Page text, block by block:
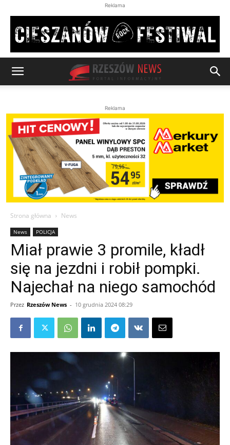
Reklama
Reklama
Strona główna News
News POLICJA
Miał prawie 3 promile, kładł
się na jezdni i robił pompki.
Najechał na niego samochód
Przez Rzeszów News - 10 grudnia 2024 08:29